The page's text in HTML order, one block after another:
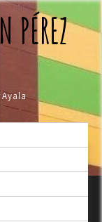
PÉREZ
Ayala